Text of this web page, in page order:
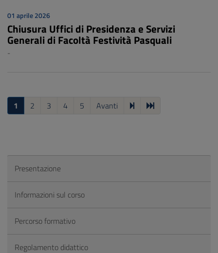
01 aprile 2026
Chiusura Uffici di Presidenza e Servizi
Generali di Facoltà Festività Pasquali
-
1 2 3 4 5 Avanti
Presentazione
Informazioni sul corso
Percorso formativo
Regolamento didattico